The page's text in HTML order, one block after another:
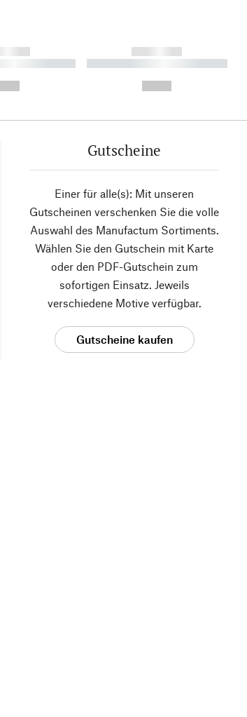
----------
------------
----------- ----------- ----------
Gutscheine
Einer für alle(s): Mit unseren
Gutscheinen verschenken Sie die volle
Auswahl des Manufactum Sortiments.
Wählen Sie den Gutschein mit Karte
oder den PDF-Gutschein zum
sofortigen Einsatz. Jeweils
verschiedene Motive verfügbar.
Gutscheine kaufen